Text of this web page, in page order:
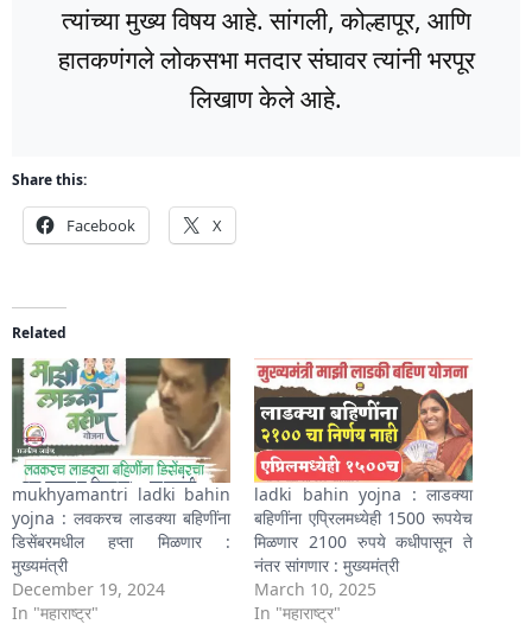
त्यांच्या मुख्य विषय आहे. सांगली, कोल्हापूर, आणि
हातकणंगले लोकसभा मतदार संघावर त्यांनी भरपूर
लिखाण केले आहे.
Share this:
Facebook X
Related
mukhyamantri ladki bahin
yojna : लवकरच लाडक्या बहिणींना
डिसेंबरमधील हप्ता मिळणार :
मुख्यमंत्री
December 19, 2024
In "महाराष्ट्र"
ladki bahin yojna : लाडक्या
बहिणींना एप्रिलमध्येही 1500 रूपयेच
मिळणार 2100 रुपये कधीपासून ते
नंतर सांगणार : मुख्यमंत्री
March 10, 2025
In "महाराष्ट्र"